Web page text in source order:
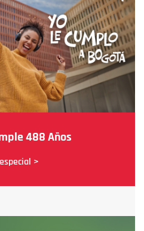
488 Años
>